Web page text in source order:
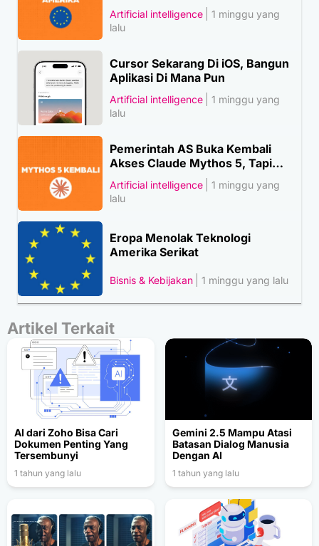
Artificial intelligence
1 minggu yang
lalu
Cursor Sekarang Di iOS, Bangun
Aplikasi Di Mana Pun
Artificial intelligence
1 minggu yang
lalu
Pemerintah AS Buka Kembali
Akses Claude Mythos 5, Tapi…
Artificial intelligence
1 minggu yang
lalu
Eropa Menolak Teknologi
Amerika Serikat
Bisnis & Kebijakan 1 minggu yang lalu
Artikel Terkait
AI dari Zoho Bisa Cari
Dokumen Penting Yang
Tersembunyi
1 tahun yang lalu
Gemini 2.5 Mampu Atasi
Batasan Dialog Manusia
Dengan AI
1 tahun yang lalu